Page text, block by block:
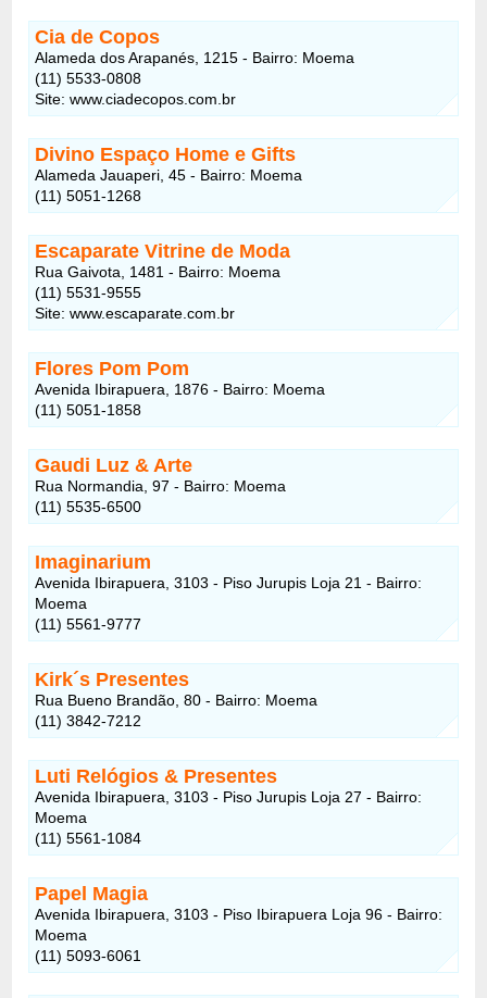
Cia de Copos
Alameda dos Arapanés, 1215 - Bairro: Moema
(11) 5533-0808
Site: www.ciadecopos.com.br
Divino Espaço Home e Gifts
Alameda Jauaperi, 45 - Bairro: Moema
(11) 5051-1268
Escaparate Vitrine de Moda
Rua Gaivota, 1481 - Bairro: Moema
(11) 5531-9555
Site: www.escaparate.com.br
Flores Pom Pom
Avenida Ibirapuera, 1876 - Bairro: Moema
(11) 5051-1858
Gaudi Luz & Arte
Rua Normandia, 97 - Bairro: Moema
(11) 5535-6500
Imaginarium
Avenida Ibirapuera, 3103 - Piso Jurupis Loja 21 - Bairro:
Moema
(11) 5561-9777
Kirk´s Presentes
Rua Bueno Brandão, 80 - Bairro: Moema
(11) 3842-7212
Luti Relógios & Presentes
Avenida Ibirapuera, 3103 - Piso Jurupis Loja 27 - Bairro:
Moema
(11) 5561-1084
Papel Magia
Avenida Ibirapuera, 3103 - Piso Ibirapuera Loja 96 - Bairro:
Moema
(11) 5093-6061